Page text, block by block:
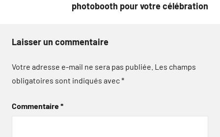
photobooth pour votre célébration
Laisser un commentaire
Votre adresse e-mail ne sera pas publiée. Les champs
obligatoires sont indiqués avec*
Commentaire*